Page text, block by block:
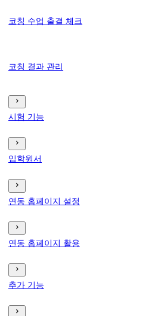
코칭 수업 출결 체크
코칭 결과 관리
시험 기능
입학원서
연동 홈페이지 설정
연동 홈페이지 활용
추가 기능